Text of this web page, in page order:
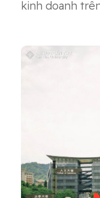
kinh doanh